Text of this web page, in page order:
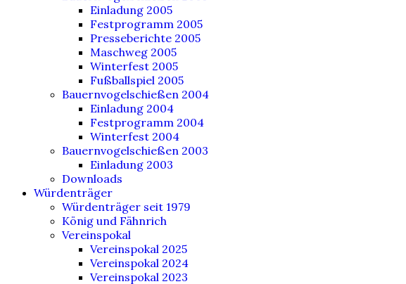
Einladung 2005
Festprogramm 2005
Presseberichte 2005
Maschweg 2005
Winterfest 2005
Fußballspiel 2005
Bauernvogelschießen 2004
Einladung 2004
Festprogramm 2004
Winterfest 2004
Bauernvogelschießen 2003
Einladung 2003
Downloads
Würdenträger
Würdenträger seit 1979
König und Fähnrich
Vereinspokal
Vereinspokal 2025
Vereinspokal 2024
Vereinspokal 2023